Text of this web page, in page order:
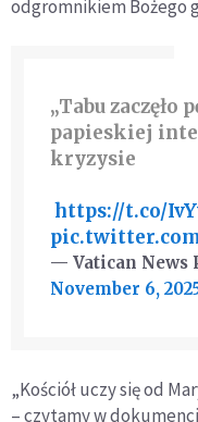
odgromnikiem Bożego
„Tabu zaczęło
papieskiej
kryzysie
https://t.co/
— Vatican News
November 6,
„Kościół uczy się od
– czytamy w